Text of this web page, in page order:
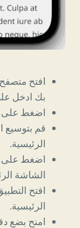
بك ادخل
اضغط على
قم بتوسيع
الرئيسية.
اضغط على
الشاشة
افتح
الرئيسية.
امنح بضع